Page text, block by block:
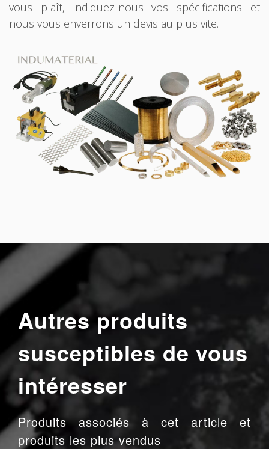
vous plaît, indiquez-nous vos spécifications et
nous vous enverrons un devis au plus vite.
Autres produits
susceptibles de vous
intéresser
Produits associés à cet article et
produits les plus vendus